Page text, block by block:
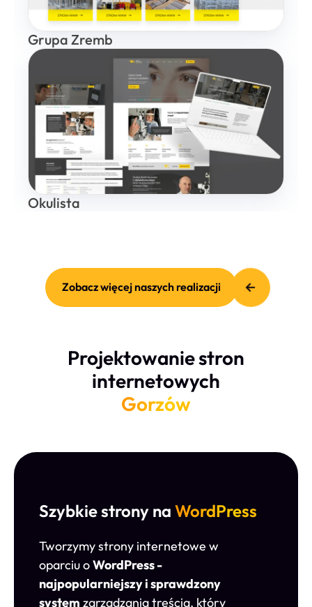
Grupa Zremb
Okulista
Zobacz więcej naszych realizacji
Projektowanie stron
internetowych
Gorzów
Szybkie strony na WordPress
Tworzymy strony internetowe w
oparciu oWordPress -
najpopularniejszy i sprawdzony
system zarządzania treścią, który